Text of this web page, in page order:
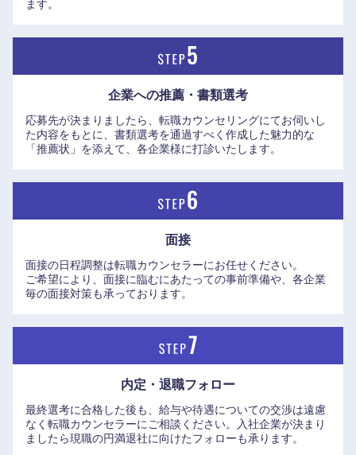
ます。
企業への推薦・書類選考
応募先が決まりましたら、転職カウンセリングにてお伺いし
た内容をもとに、書類選考を通過すべく作成した魅力的な
「推薦状」を添えて、各企業様に打診いたします。
面接
面接の日程調整は転職カウンセラーにお任せください。
ご希望により、面接に臨むにあたっての事前準備や、各企業
毎の面接対策も承っております。
内定・退職フォロー
最終選考に合格した後も、給与や待遇についての交渉は遠慮
なく転職カウンセラーにご相談ください。入社企業が決まり
ましたら現職の円満退社に向けたフォローも承ります。
長崎県 熊本県
大分県 宮崎県